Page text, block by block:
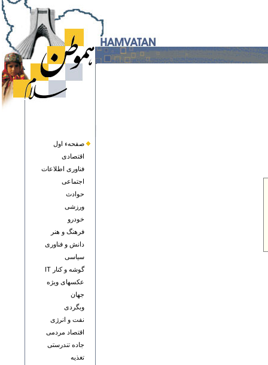
صفحهء اول
اقتصادی
فناوری اطلاعات
اجتماعی
حوادث
ورزشی
خودرو
فرهنگ و هنر
دانش و فناوری
سياسی
گوشه و کنار IT
عکسهای ويژه
جهان
وبگردی
نفت و انرژی
اقتصاد مردمی
جاده تندرستی
تغذيه